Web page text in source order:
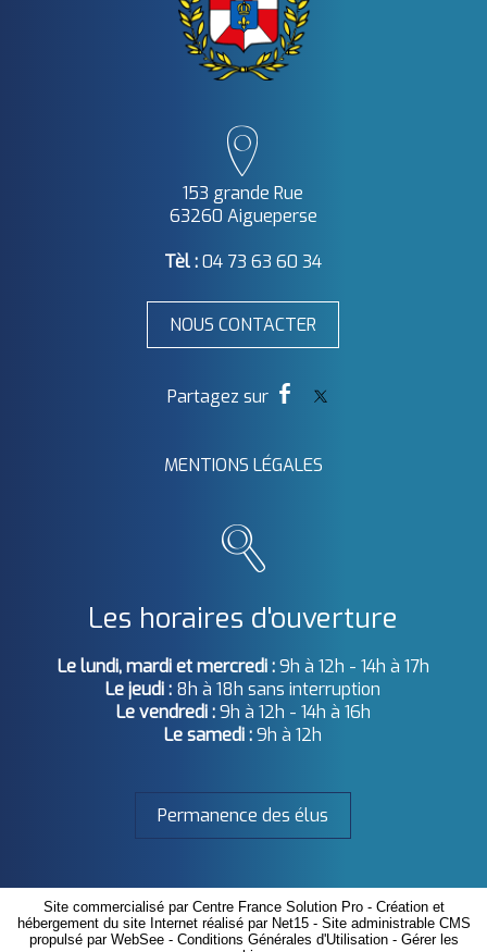
153 grande Rue
63260 Aigueperse
Tèl :04 73 63 60 34
NOUS CONTACTER
MENTIONS LÉGALES
Les horaires d'ouverture
Le lundi, mardi et mercredi :9h à 12h - 14h à 17h
Le jeudi : 8h à 18h sans interruption
Le vendredi :9h à 12h - 14h à 16h
Le samedi :9h à 12h
Permanence des élus
Site commercialisé par Centre France Solution Pro- Création et
hébergement du site Internet réalisé par Net15- Site administrable CMS
propulsé par WebSee- Conditions Générales d'Utilisation- Gérer les